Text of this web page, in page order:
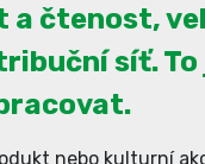
a čtenost,
síť. To
nebo kulturní